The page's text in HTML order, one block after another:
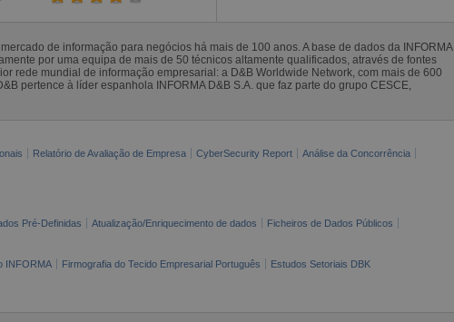
de informação para negócios há mais de 100 anos. A base de dados da INFORMA
por uma equipa de mais de 50 técnicos altamente qualificados, através de fontes
rede mundial de informação empresarial: a D&B Worldwide Network, com mais de 600
pertence à líder espanhola INFORMA D&B S.A. que faz parte do grupo CESCE,
Relatório de Avaliação de Empresa CyberSecurity Report
Análise da Concorrência
Pré-Definidas Atualização/Enriquecimento de dados
Ficheiros de Dados Públicos
INFORMA Firmografia do Tecido Empresarial Português Estudos Setoriais DBK